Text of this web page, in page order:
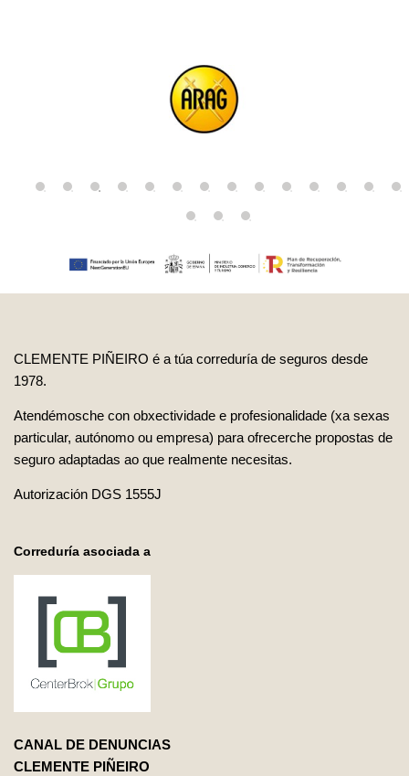
CLEMENTE PIÑEIRO é a túa correduría de seguros desde
1978.
Atendémosche con obxectividade e profesionalidade (xa sexas
particular, autónomo ou empresa) para ofrecerche propostas de
seguro adaptadas ao que realmente necesitas.
Autorización DGS 1555J
Correduría asociada a
CANAL DE DENUNCIAS
CLEMENTE PIÑEIRO